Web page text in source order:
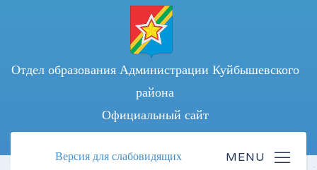
Отдел образования Администрации Куйбышевского
района
Официальный сайт
Версия для слабовидящих